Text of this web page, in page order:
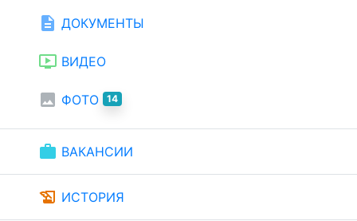
description ДОКУМЕНТЫ
ondemand_video ВИДЕО
image ФОТО 14
work ВАКАНСИИ
history_edu ИСТОРИЯ